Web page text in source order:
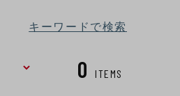
キーワードで検索
0 ITEMS